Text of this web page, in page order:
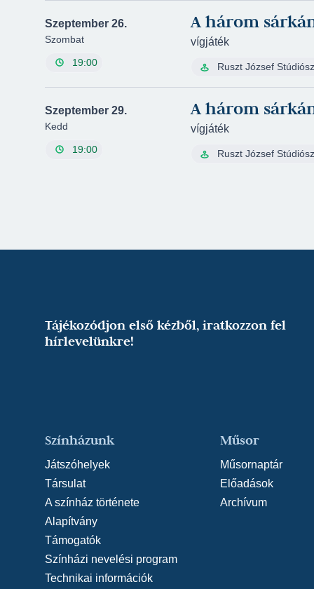
Szeptember 26.
Szombat
19:00
A három
vígjáték
Ruszt József
Szeptember 29.
Kedd
19:00
A három
vígjáték
Ruszt József
Tájékozódjon első kézből, iratkozzon fel
hírlevelünkre!
Színházunk
Játszóhelyek
Társulat
A színház története
Alapítvány
Támogatók
Színházi nevelési program
Technikai információk
Műsor
Műsornaptár
Előadások
Archívum